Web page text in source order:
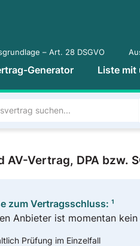
– Art. 28 DSGVO
Generator Liste mit
Vertrag, DPA bzw.
zum Vertragsschluss: ¹
Anbieter ist momentan
Prüfung im Einzelfall